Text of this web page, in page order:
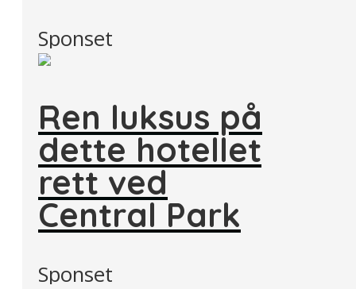
Sponset
Ren luksus på
dette hotellet
rett ved
Central Park
Sponset